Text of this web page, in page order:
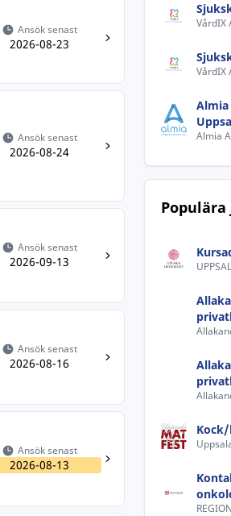
Ansök senast
2026-08-23
Ansök senast
2026-08-24
Ansök senast
2026-09-13
Ansök senast
2026-08-16
Ansök senast
2026-08-13
VårdIX
VårdIX
Almia
Populära